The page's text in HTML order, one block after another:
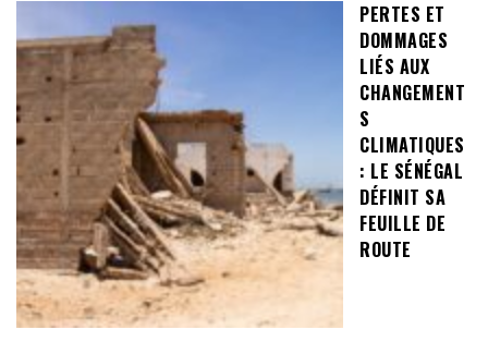
PERTES ET
DOMMAGES
LIÉS AUX
CHANGEMENT
S
CLIMATIQUES
: LE SÉNÉGAL
DÉFINIT SA
FEUILLE DE
ROUTE